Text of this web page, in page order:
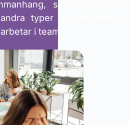
såsom skolan,
typer av aktiviteter
i team.